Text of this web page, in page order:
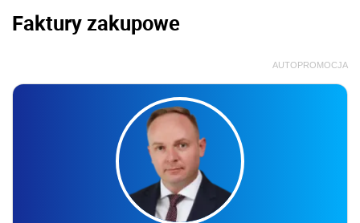
Faktury zakupowe
AUTOPROMOCJA